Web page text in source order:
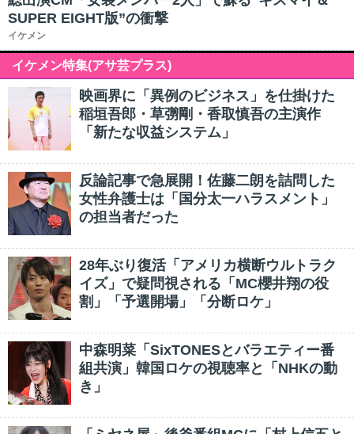
SUPER EIGHT版”の衝撃
イケメン
イケメン特集(アサ芸プラス)
映画界に「異例のビジネス」を仕掛けた
稲垣吾郎・草彅剛・香取慎吾の主演作
「新たな収益システム」
反論記事で急展開！佐藤二朗を詰問した
女性弁護士は「国分太一ハラスメント」
の担当者だった
28年ぶり復活「アメリカ横断ウルトラク
イズ」で疑問視される「MC櫻井翔の役
割」「予選開場」「分断ロケ」
中森明菜「SixTONESとバラエティー番
組共演」韓国ロケの視聴率と「NHKの動
き」